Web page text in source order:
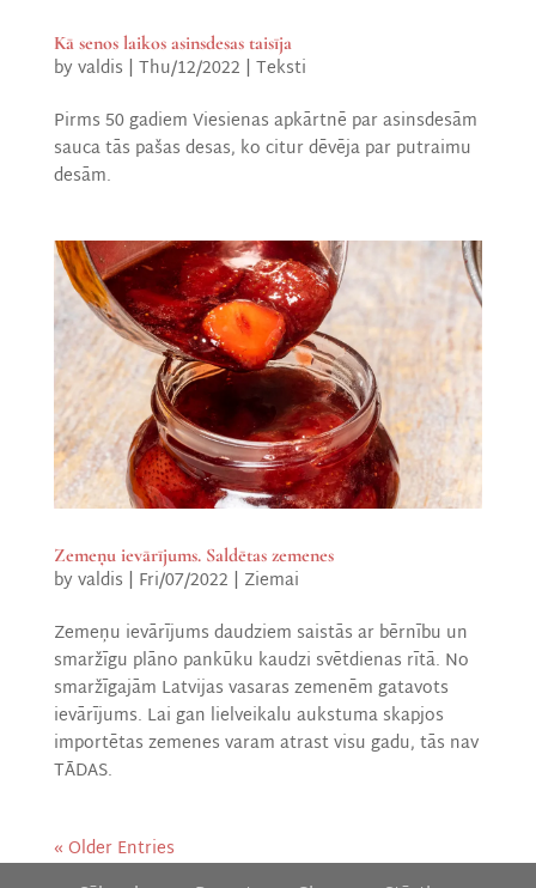
Kā senos laikos asinsdesas taisīja
byvaldis | Thu/12/2022 | Teksti
Pirms 50 gadiem Viesienas apkārtnē par asinsdesām
sauca tās pašas desas, ko citur dēvēja par putraimu
desām.
Zemeņu ievārījums. Saldētas zemenes
byvaldis | Fri/07/2022 | Ziemai
Zemeņu ievārījums daudziem saistās ar bērnību un
smaržīgu plāno pankūku kaudzi svētdienas rītā. No
smaržīgajām Latvijas vasaras zemenēm gatavots
ievārījums. Lai gan lielveikalu aukstuma skapjos
importētas zemenes varam atrast visu gadu, tās nav
TĀDAS.
« Older Entries